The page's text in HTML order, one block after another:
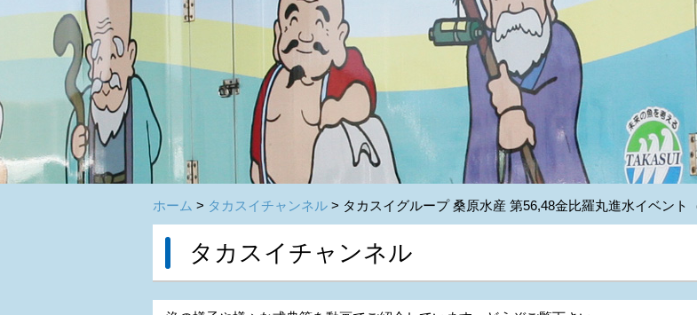
ホーム > タカスイチャンネル > タカスイグループ 桑原水産 第56,48金比羅丸進水イベント
タカスイチャンネル